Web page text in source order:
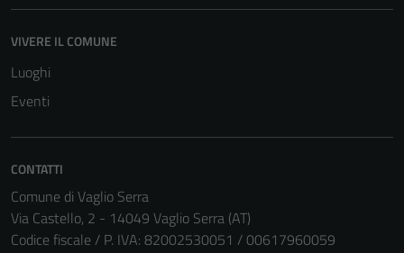
VIVERE IL COMUNE
Luoghi
Eventi
CONTATTI
Comune di Vaglio Serra
Via Castello, 2 - 14049 Vaglio Serra (AT)
Codice fiscale / P. IVA: 82002530051 / 00617960059
sono necessari
possono
essere